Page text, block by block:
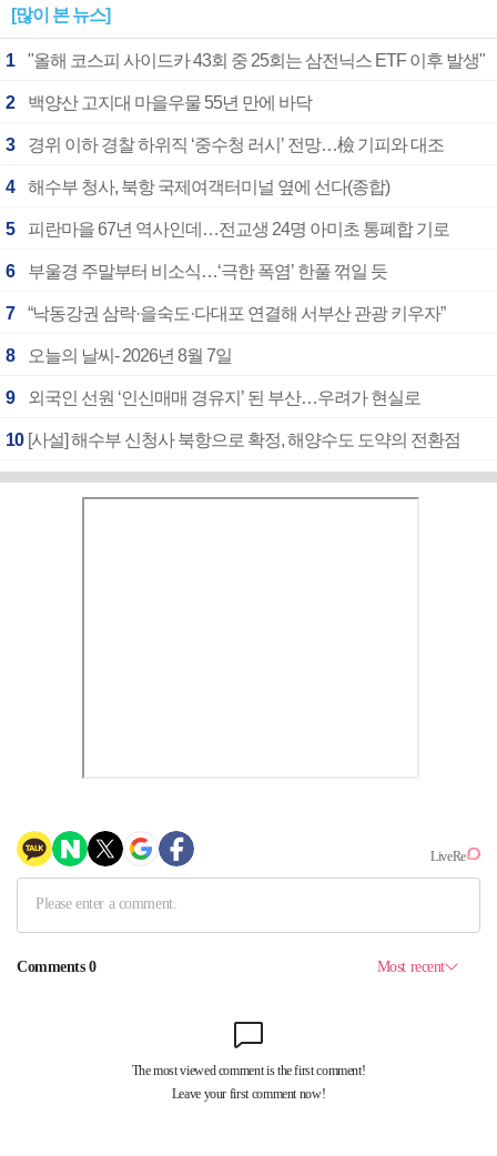
[많이 본 뉴스]
1 "올해 코스피 사이드카 43회 중 25회는 삼전닉스 ETF 이후 발생"
2 백양산 고지대 마을우물 55년 만에 바닥
3 경위 이하 경찰 하위직 ‘중수청 러시’ 전망…檢 기피와 대조
4 해수부 청사, 북항 국제여객터미널 옆에 선다(종합)
5 피란마을 67년 역사인데…전교생 24명 아미초 통폐합 기로
6 부울경 주말부터 비소식…‘극한 폭염’ 한풀 꺾일 듯
7 “낙동강권 삼락·을숙도·다대포 연결해 서부산 관광 키우자”
8 오늘의 날씨- 2026년 8월 7일
9 외국인 선원 ‘인신매매 경유지’ 된 부산…우려가 현실로
10 [사설] 해수부 신청사 북항으로 확정, 해양수도 도약의 전환점